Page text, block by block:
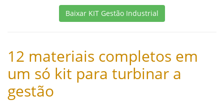
Baixar KIT Gestão Industrial
12 materiais completos em
um só kit para turbinar a
gestão